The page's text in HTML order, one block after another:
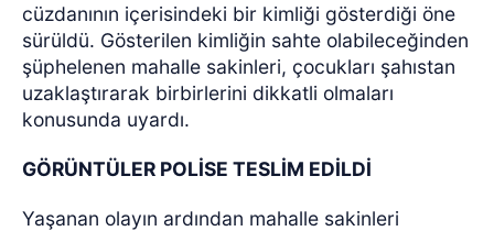
cüzdanının içerisindeki bir kimliği gösterdiği öne
sürüldü. Gösterilen kimliğin sahte olabileceğinden
şüphelenen mahalle sakinleri, çocukları şahıstan
uzaklaştırarak birbirlerini dikkatli olmaları
konusunda uyardı.
GÖRÜNTÜLER POLİSE TESLİM EDİLDİ
Yaşanan olayın ardından mahalle sakinleri